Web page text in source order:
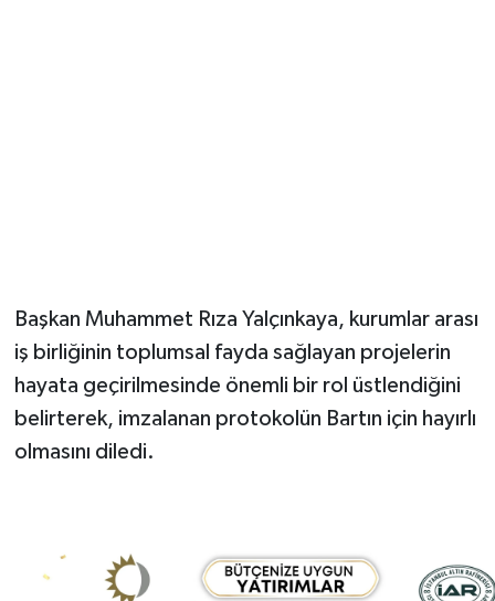
Başkan Muhammet Rıza Yalçınkaya, kurumlar arası
iş birliğinin toplumsal fayda sağlayan projelerin
hayata geçirilmesinde önemli bir rol üstlendiğini
belirterek, imzalanan protokolün Bartın için hayırlı
olmasını diledi.